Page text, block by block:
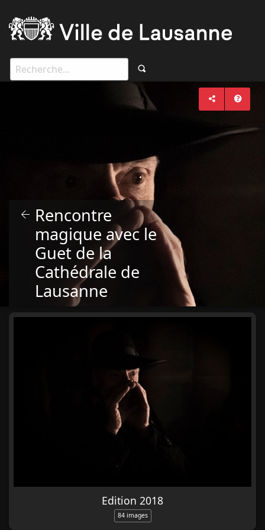
Rencontre
magique avec le
Guet de la
Cathédrale de
Lausanne
Edition 2018
84 images